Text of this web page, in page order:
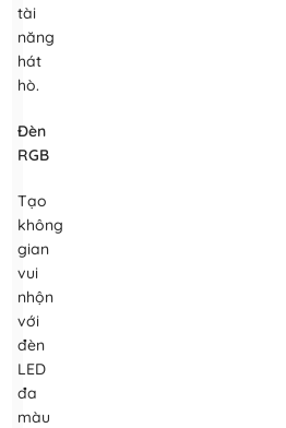
tài
năng
hát
hò.
Đèn
RGB
Tạo
không
gian
vui
nhộn
với
đèn
LED
đa
màu